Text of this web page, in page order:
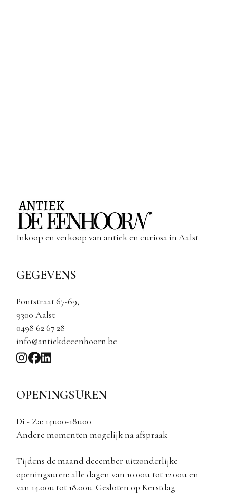
Inkoop en verkoop van antiek en curiosa in Aalst
GEGEVENS
Pontstraat 67-69,
9300 Aalst
0498 62 67 28
info@antiekdeeenhoorn.be
OPENINGSUREN
Di - Za: 14u00-18u00
Andere momenten mogelijk na afspraak
Tijdens de maand december uitzonderlijke
openingsuren: alle dagen van 10.00u tot 12.00u en
van 14.00u tot 18.00u. Gesloten op Kerstdag